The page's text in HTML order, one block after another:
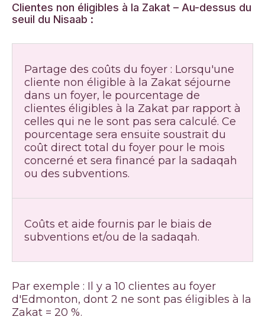
Clientes non éligibles à la Zakat – Au-dessus du
seuil du Nisaab :
Partage des coûts du foyer : Lorsqu'une
cliente non éligible à la Zakat séjourne
dans un foyer, le pourcentage de
clientes éligibles à la Zakat par rapport à
celles qui ne le sont pas sera calculé. Ce
pourcentage sera ensuite soustrait du
coût direct total du foyer pour le mois
concerné et sera financé par la sadaqah
ou des subventions.
Coûts et aide fournis par le biais de
subventions et/ou de la sadaqah.
Par exemple : Il y a 10 clientes au foyer
d'Edmonton, dont 2 ne sont pas éligibles à la
Zakat = 20 %.